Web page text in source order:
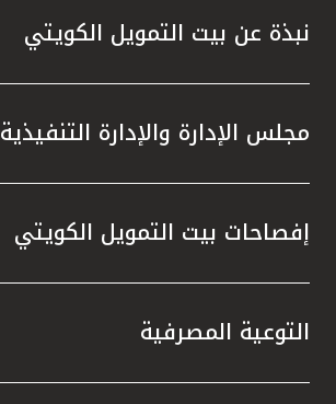
نبذة عن بيت التمويل الكويتي
مجلس الإدارة والإدارة التنفيذية
إفصاحات بيت التمويل الكويتي
التوعية المصرفية